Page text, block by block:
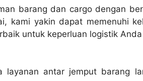
barang dan cargo dengan
kami yakin dapat memenuhi
untuk keperluan logistik
layanan antar jemput barang